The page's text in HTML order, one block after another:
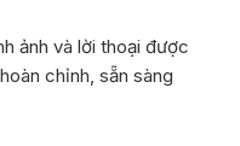
ảnh và lời thoại được
chỉnh, sẵn sàng